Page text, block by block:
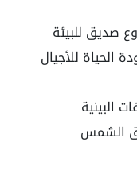
صديق للبيئة
الحياة للأجيال
البينية
الشمس